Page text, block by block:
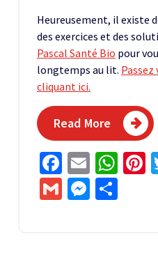
Heureusement, il existe
des exercices et des
Pascal Santé Bio pour
longtemps au lit. Passez
cliquant ici.
Read More
Facebook
Email
Gmail